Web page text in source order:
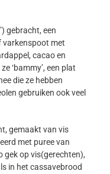
gebracht, een
varkenspoot met
cacao en
‘bammy’, een plat
die ze hebben
gebruiken ook veel
gemaakt van vis
met puree van
gek op vis(gerechten),
in het cassavebrood